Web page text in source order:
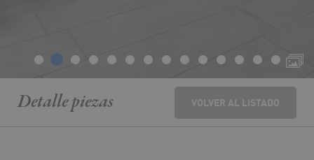
Detallepiezas VOLVER AL LISTADO